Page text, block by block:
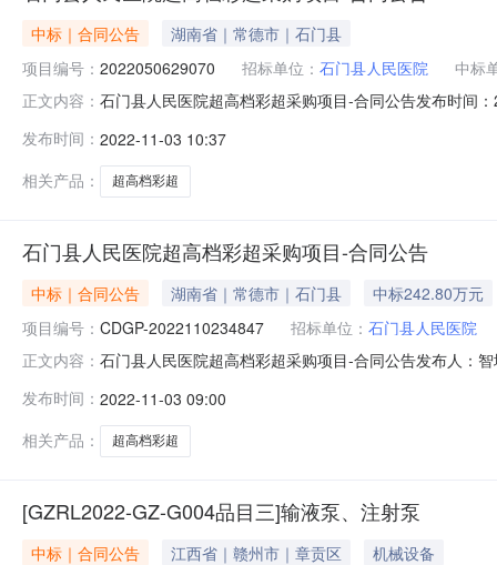
中标｜合同公告
湖南省｜常德市｜石门县
项目编号： 2022050629070 招标单位： 石门县人民医院
中标
正文内容： 石门县人民医院超高档彩超采购项目-合同公告发布时间
2428000？？？大写：贰佰肆拾贰万捌仟元合同签订日
发布时间： 2022-11-03 10:37
相关产品：
超高档彩超
石门县人民医院超高档彩超采购项目-合同公告
中标｜合同公告 湖南省｜常德市｜石门县
中标242.80万元
项目编号： CDGP-2022110234847 招标单位： 石门县人民医院
正文内容： 石门县人民医院超高档彩超采购项目-合同公告发布人：
额：合同金额小写：2428000大写：贰佰肆拾贰万捌仟
发布时间： 2022-11-03 09:00
相关产品：
超高档彩超
[GZRL2022-GZ-G004品目三]输液泵、注射泵
中标｜合同公告 江西省｜赣州市｜章贡区
机械设备